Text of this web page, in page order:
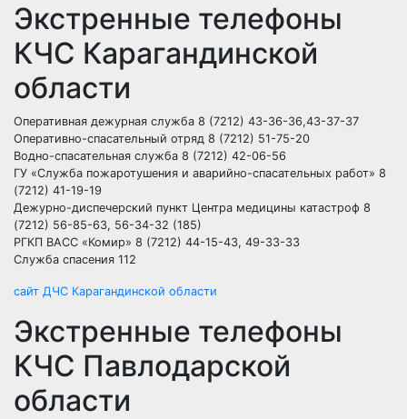
Экстренные телефоны
КЧС Карагандинской
области
Оперативная дежурная служба 8 (7212) 43-36-36,43-37-37
Оперативно-спасательный отряд 8 (7212) 51-75-20
Водно-спасательная служба 8 (7212) 42-06-56
ГУ «Служба пожаротушения и аварийно-спасательных работ» 8
(7212) 41-19-19
Дежурно-диспечерский пункт Центра медицины катастроф 8
(7212) 56-85-63, 56-34-32 (185)
РГКП ВАСС «Комир» 8 (7212) 44-15-43, 49-33-33
Служба спасения 112
сайт ДЧС Карагандинской области
Экстренные телефоны
КЧС Павлодарской
области